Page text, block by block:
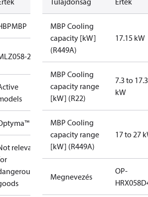
MBP
2
relevant
MBP Cooling
capacity [kW]
(R449A)
17.15 kW
MBP Cooling
capacity range
[kW] (R22)
7.3 to 17.3
kW
MBP Cooling
capacity range
[kW] (R449A)
17 to 27
Megnevezés
OP-